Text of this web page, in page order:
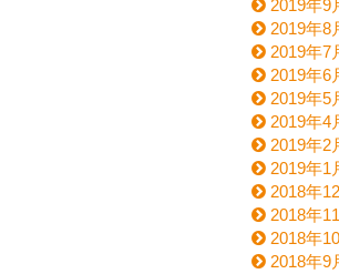
2019年9
2019年8
2019年7
2019年6
2019年5
2019年4
2019年2
2019年1
2018年
2018年
2018年
2018年9